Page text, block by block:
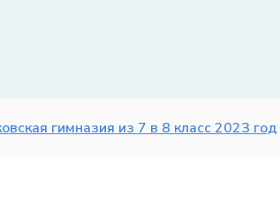
гимназия из 7 в 8 класс 2023 год